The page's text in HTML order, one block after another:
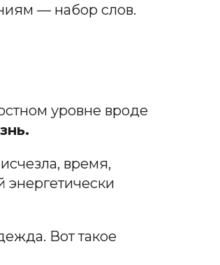
— набор слов.
уровне вроде
время,
энергетически
Вот такое